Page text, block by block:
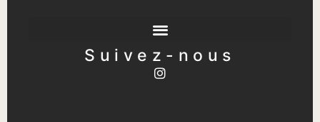
Suivez-nous